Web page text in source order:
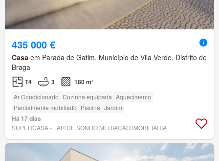
435 000 €
Casa em Parada de Gatim, Município de Vila Verde, Distrito de
Braga
T4 3 180 m²
Ar Condicionado Cozinha equipada Aquecimento
Parcialmente mobiliado Piscina Jardim
Há 17 dias
SUPERCASA - LAR DE SONHO MEDIAÇÃO IMOBILIÁRIA